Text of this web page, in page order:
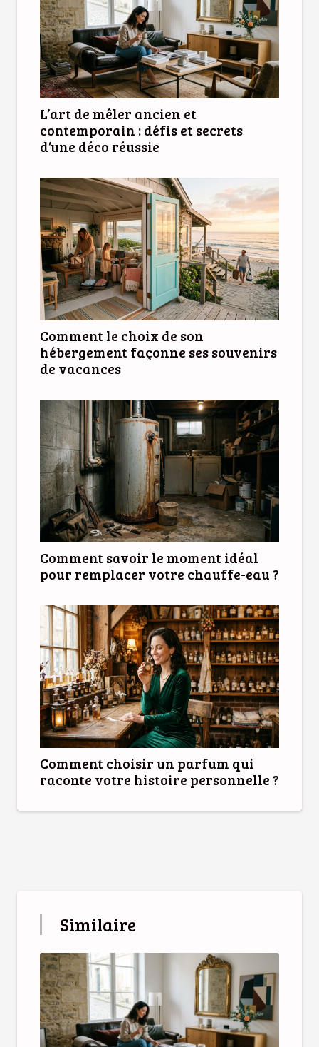
L’art de mêler ancien et
contemporain : défis et secrets
d’une déco réussie
Comment le choix de son
hébergement façonne ses souvenirs
de vacances
Comment savoir le moment idéal
pour remplacer votre chauffe-eau ?
Comment choisir un parfum qui
raconte votre histoire personnelle ?
Similaire